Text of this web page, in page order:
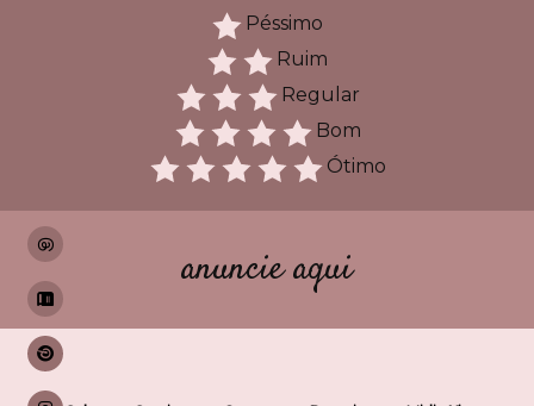
Péssimo
Ruim
Regular
Bom
Ótimo
anuncie aqui